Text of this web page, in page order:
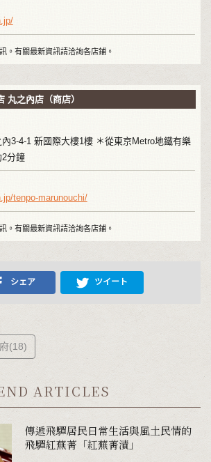
。有關最新資訊請洽詢各店鋪。
丸之內店（商店）
3-4-1 新國際大樓1樓 ＊從東京Metro地鐵有樂
分鐘
tenpo-marunouchi/
。有關最新資訊請洽詢各店鋪。
シェア ツイート
(18)
ARTICLES
傳遞飛驒居民日常生活與風土民情的
飛驒紅蕪菁「紅蕪菁漬」